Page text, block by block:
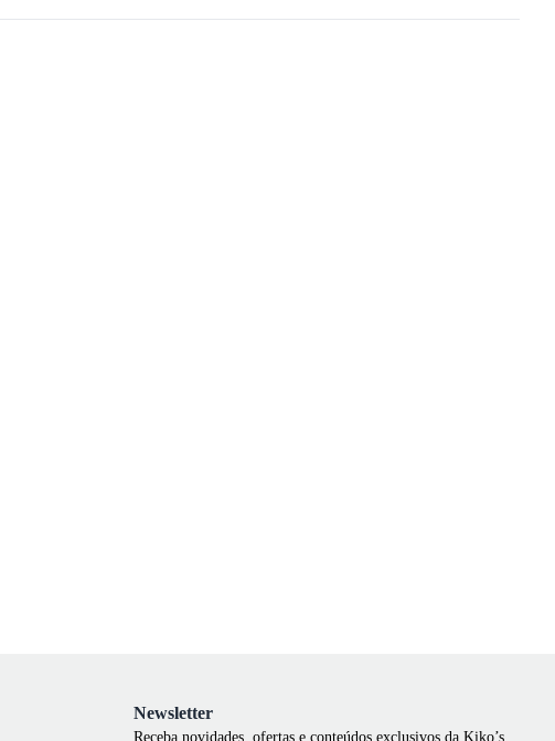
Newsletter
Receba novidades, ofertas e conteúdos exclusivos da Kiko’s